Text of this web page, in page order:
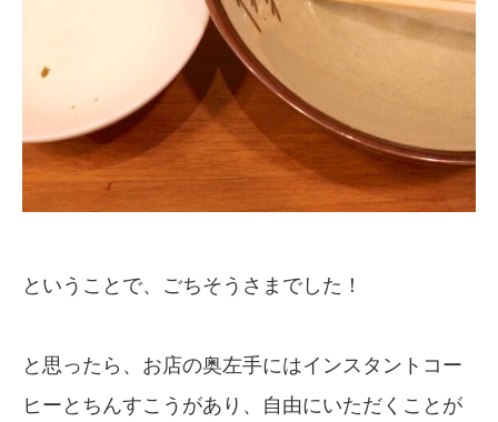
ということで、ごちそうさまでした！
と思ったら、お店の奥左手にはインスタントコー
ヒーとちんすこうがあり、自由にいただくことが